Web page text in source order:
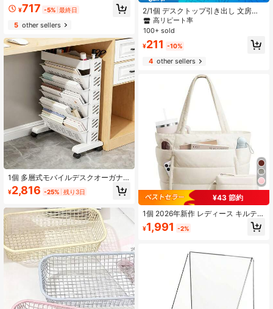
かわいい 美的 コンパートメント付き
キャディホルダー デスクトップ収納
システム 学用品 鉛筆ケース コスメ
¥717 -5% 最終日
5other sellers
1個 多層式モバイルデスクオーガナ
イザーカート、プラスチック製ロー
リングオフィスファイル収納ラッ
き本棚
¥2,816 -25% 残り3日
2/1個 デスクトップ引き出し 文房具&
小物収納ボックス、2段引き出し、透
明デスクトップ収納キャビネット、
いやすいペンホルダー、消しゴム、
用品収納ボックスに適しています、
高リピート率
100+ sold
¥211 -10%
4other sellers
¥43 節約
1個 2026年新作 レディース キルティ
ング ダイヤモンド柄 トートバッグセ
ット - カップホルダーとノートパソ
旅行、週末のお出かけ、春の旅行に
最適、バレンタインデー オフィス用
トートバッグ、通勤バッグ、ミニマ
リスト 週末旅行バッグ、レディース
¥1,991 -2%